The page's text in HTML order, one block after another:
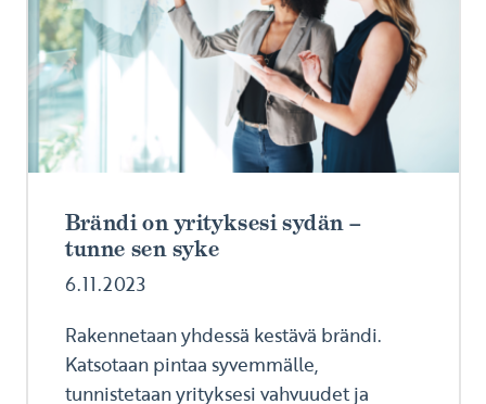
Brändi on yrityksesi sydän –
tunne sen syke
6.11.2023
Rakennetaan yhdessä kestävä brändi.
Katsotaan pintaa syvemmälle,
tunnistetaan yrityksesi vahvuudet ja